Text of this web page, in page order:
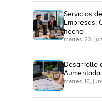
Servicios
Empresas:
hecho
martes 23,
Desarrollo
martes 16,